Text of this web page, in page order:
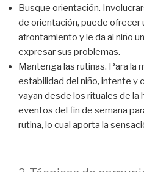
Busque orientación.
de orientación, puede ofrecer
afrontamiento y le da al niño
expresar sus problemas.
Mantenga las rutinas. Para la
estabilidad del niño, intente y
vayan desde los rituales de la
eventos del fin de semana
rutina, lo cual aporta la